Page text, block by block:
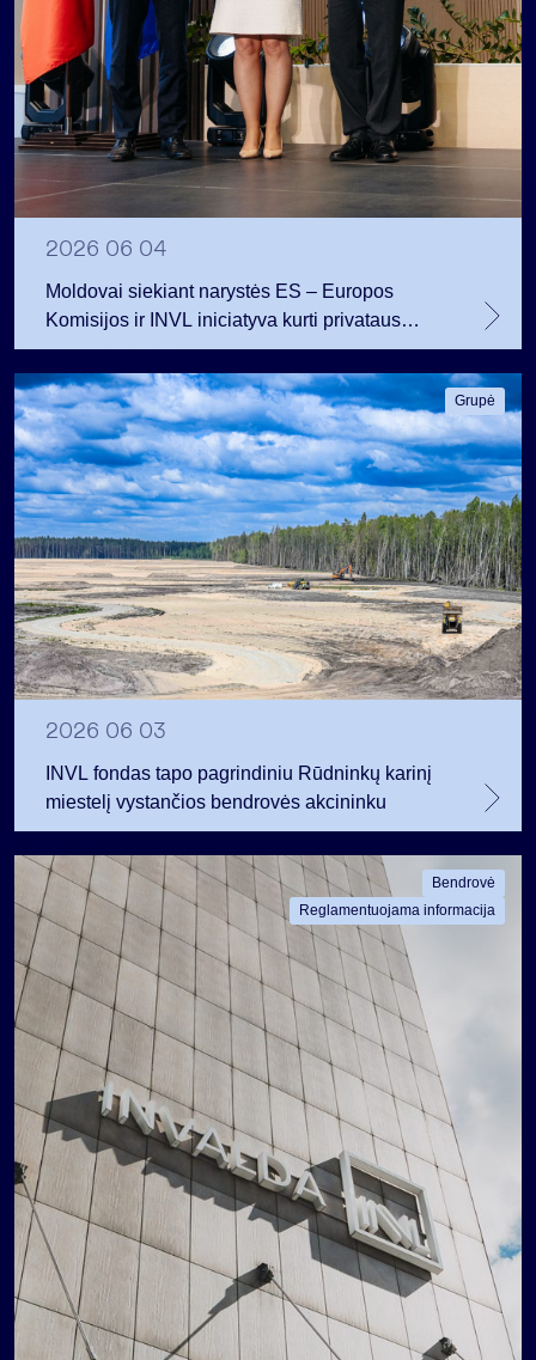
2026 06 04
Moldovai siekiant narystės ES – Europos
Komisijos ir INVL iniciatyva kurti privataus
kapitalo fondą
Grupė
2026 06 03
INVL fondas tapo pagrindiniu Rūdninkų karinį
miestelį vystančios bendrovės akcininku
Bendrovė
Reglamentuojama informacija